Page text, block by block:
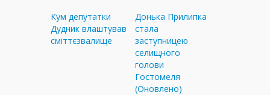
Кум депутатки
Дудник влаштував
сміттєзвалище
Донька Прилипка
стала
заступницею
селищного
голови
Гостомеля
(Оновлено)